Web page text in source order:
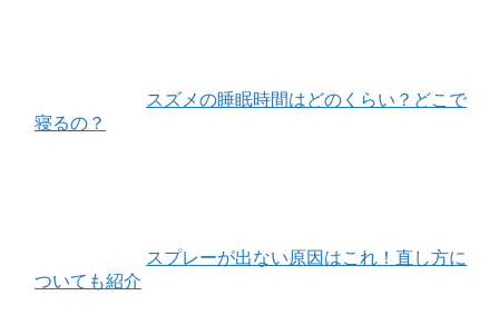
スズメの睡眠時間はどのくらい？どこで
寝るの？
スプレーが出ない原因はこれ！直し方に
ついても紹介